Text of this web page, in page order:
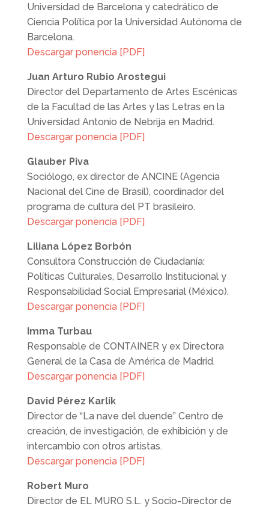
Universidad de Barcelona y catedrático de
Ciencia Política por la Universidad Autónoma de
Barcelona.
Descargar ponencia [PDF]
Juan Arturo Rubio Arostegui
Director del Departamento de Artes Escénicas
de la Facultad de las Artes y las Letras en la
Universidad Antonio de Nebrija en Madrid.
Descargar ponencia [PDF]
Glauber Piva
Sociólogo, ex director de ANCINE (Agencia
Nacional del Cine de Brasil), coordinador del
programa de cultura del PT brasileiro.
Descargar ponencia [PDF]
Liliana López Borbón
Consultora Construcción de Ciudadanía:
Políticas Culturales, Desarrollo Institucional y
Responsabilidad Social Empresarial (México).
Descargar ponencia [PDF]
Imma Turbau
Responsable de CONTAINER y ex Directora
General de la Casa de América de Madrid.
Descargar ponencia [PDF]
David Pérez Karlik
Director de “La nave del duende” Centro de
creación, de investigación, de exhibición y de
intercambio con otros artistas.
Descargar ponencia [PDF]
Robert Muro
Director de EL MURO S.L. y Socio-Director de